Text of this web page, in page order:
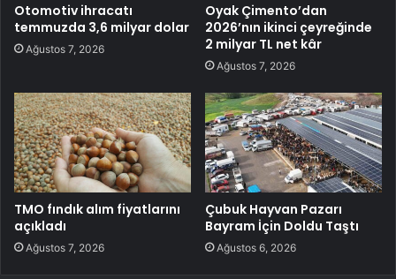
Otomotiv ihracatı
temmuzda 3,6 milyar dolar
Ağustos 7, 2026
Oyak Çimento’dan
2026’nın ikinci çeyreğinde
2 milyar TL net kâr
Ağustos 7, 2026
TMO fındık alım fiyatlarını
açıkladı
Ağustos 7, 2026
Çubuk Hayvan Pazarı
Bayram İçin Doldu Taştı
Ağustos 6, 2026